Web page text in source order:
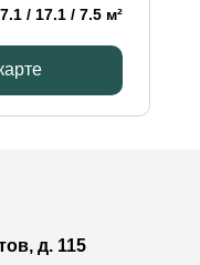
/ 17.1 / 7.5 м²
д. 115